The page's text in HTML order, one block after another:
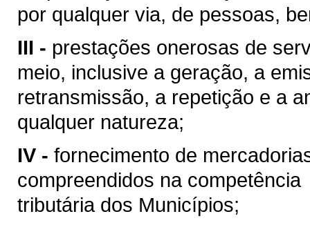
por qualquer via, de pessoas,
III - prestações onerosas de
meio, inclusive a geração, a
retransmissão, a repetição e a
qualquer natureza;
IV - fornecimento de
compreendidos na competência
tributária dos Municípios;